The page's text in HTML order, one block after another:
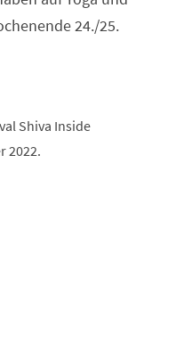
24./25.
Shiva Inside
2022.